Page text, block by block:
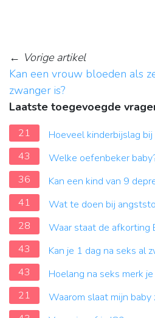
← Vorige artikel
Kan een vrouw bloeden als
zwanger is?
Laatste toegevoegde
21
Hoeveel kinderbijslag
43
Welke oefenbeker
36
Kan een kind van 9
41
Wat te doen bij
28
Waar staat de afkorting
43
Kan je 1 dag na seks al
43
Hoelang na seks merk
21
Waarom slaat mijn